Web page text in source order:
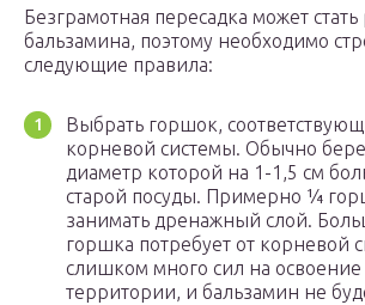
Безграмотная пересадка может
бальзамина, поэтому необходимо
следующие правила:
Выбрать горшок,
корневой системы. Обычно
диаметр которой на 1-1,5 см
старой посуды. Примерно ¼
занимать дренажный слой.
горшка потребует от корневой
слишком много сил на
территории, и бальзамин не